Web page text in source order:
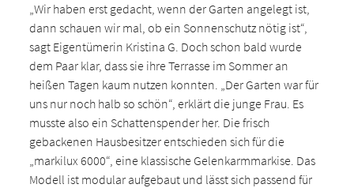
„Wir haben erst gedacht, wenn der Garten angelegt ist,
dann schauen wir mal, ob ein Sonnenschutz nötig ist“,
sagt Eigentümerin Kristina G. Doch schon bald wurde
dem Paar klar, dass sie ihre Terrasse im Sommer an
heißen Tagen kaum nutzen konnten. „Der Garten war für
uns nur noch halb so schön“, erklärt die junge Frau. Es
musste also ein Schattenspender her. Die frisch
gebackenen Hausbesitzer entschieden sich für die
„markilux 6000“, eine klassische Gelenkarmmarkise. Das
Modell ist modular aufgebaut und lässt sich passend für